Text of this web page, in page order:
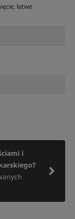
łatwe
i